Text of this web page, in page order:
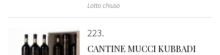
Lotto chiuso
223
CANTINE MUCCI KUBBADI